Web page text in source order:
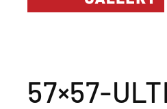
57×57-